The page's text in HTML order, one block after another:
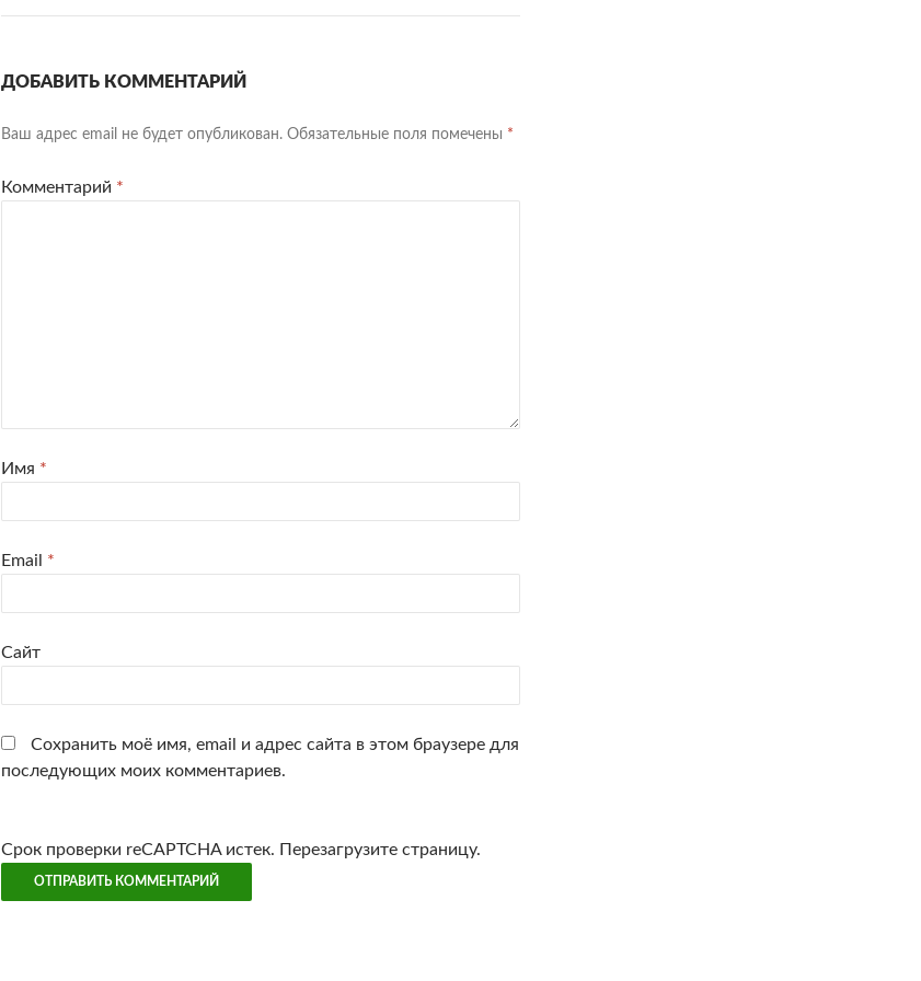
ДОБАВИТЬ КОММЕНТАРИЙ
Ваш адрес email не будет опубликован. Обязательные поля помечены *
Комментарий *
Имя *
Email *
Сайт
Сохранить моё имя, email и адрес сайта в этом браузере для
последующих моих комментариев.
Срок проверки reCAPTCHA истек. Перезагрузите страницу.